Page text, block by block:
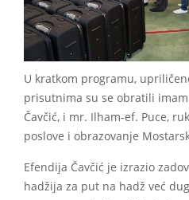
U kratkom programu,
prisutnima su se obratili
Čavčić, i mr. Ilham-ef. Puce,
poslove i obrazovanje
Efendija Čavčić je izrazio
hadžija za put na hadž već